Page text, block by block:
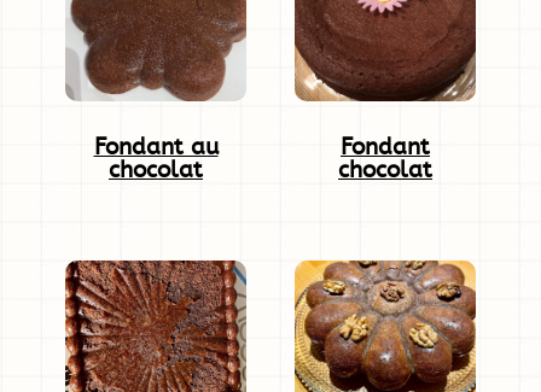
Fondant au
chocolat
Fondant
chocolat